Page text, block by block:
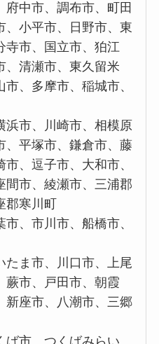
府中市、調布市、町田
、小平市、日野市、東
寺市、国立市、狛江
、清瀬市、東久留米
、多摩市、稲城市、
浜市、川崎市、相模原
、平塚市、鎌倉市、藤
、逗子市、大和市、
間市、綾瀬市、三浦郡
寒川町
市、市川市、船橋市、
たま市、川口市、上尾
蕨市、戸田市、朝霞
新座市、八潮市、三郷